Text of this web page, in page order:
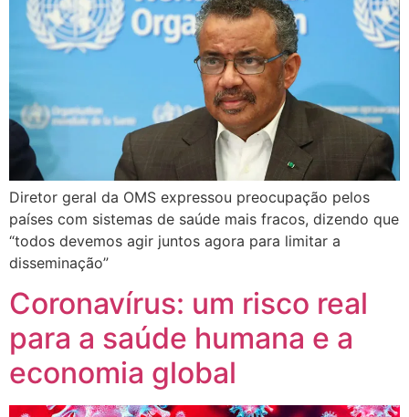
Diretor geral da OMS expressou preocupação pelos
países com sistemas de saúde mais fracos, dizendo que
“todos devemos agir juntos agora para limitar a
disseminação”
Coronavírus: um risco real
para a saúde humana e a
economia global